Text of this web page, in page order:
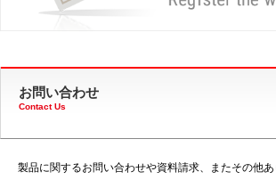
お問い合わせ
Contact Us
製品に関するお問い合わせや資料請求、またその他